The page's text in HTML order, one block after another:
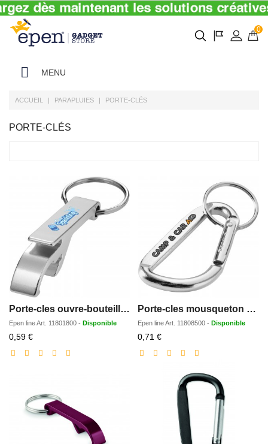
0
MENU
ACCUEIL PARAPLUIES PORTE-CLÉS
PORTE-CLÉS
Porte-cles ouvre-bouteille et canette Tao
Epen lineArt. 11801800 - Disponible
0,59 €Prix
réduit
Porte-cles mousqueton Timor
Epen lineArt. 11808500 - Disponible
0,71 €Prix
réduit